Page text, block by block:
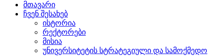
მთავარი
ჩვენ შესახებ
ისტორია
რექტორები
მისია
უნივერსიტეტის სტრატეგიული და სამოქმედო